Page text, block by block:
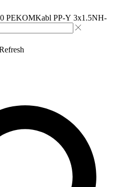
PEKOMKabl PP-Y 3x1.5NH-